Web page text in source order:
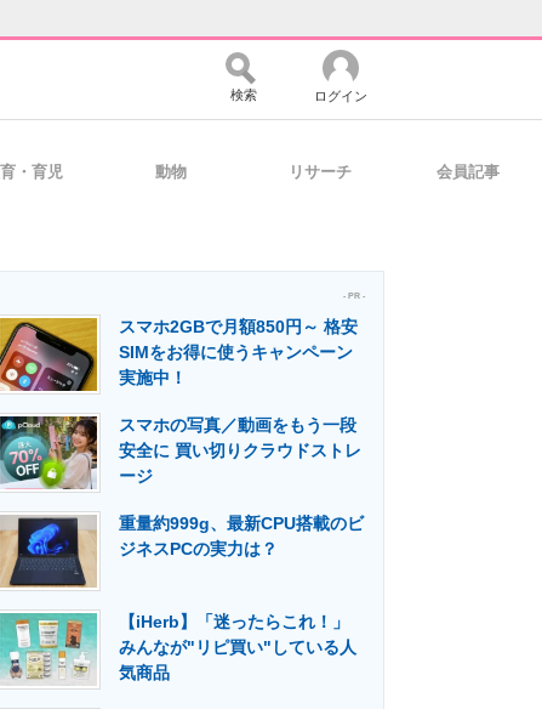
ミュニティ マーケ×ITの今がよく分かる
活用を支援
メディア 建設×テクノロジーの最前線
検索 ログイン
・育児 動物 リサーチ 会員記事
- PR -
スマホ2GBで月額850円～ 格安
SIMをお得に使うキャンペーン
実施中！
スマホの写真／動画をもう一段
安全に 買い切りクラウドストレ
ージ
重量約999g、最新CPU搭載のビ
ジネスPCの実力は？
【iHerb】「迷ったらこれ！」
みんなが"リピ買い"している人
気商品